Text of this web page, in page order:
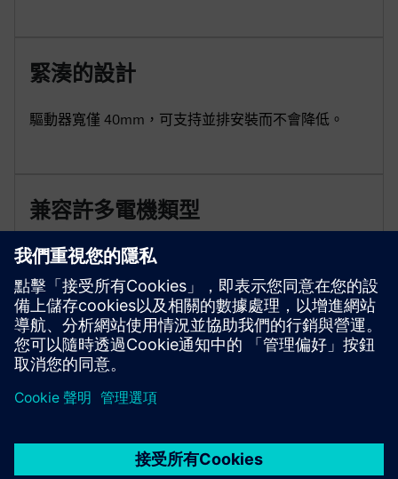
緊湊的設計
驅動器寬僅 40mm，可支持並排安裝而不會降低。
兼容許多電機類型
S200C 與 1 FL1 和 1 FL2 馬達相容。編碼器選項包括
17 位元單轉絕對、21 位元單轉絕對、21 位元多轉絕
對（無電池）和 21 位多轉絕對（電池）。